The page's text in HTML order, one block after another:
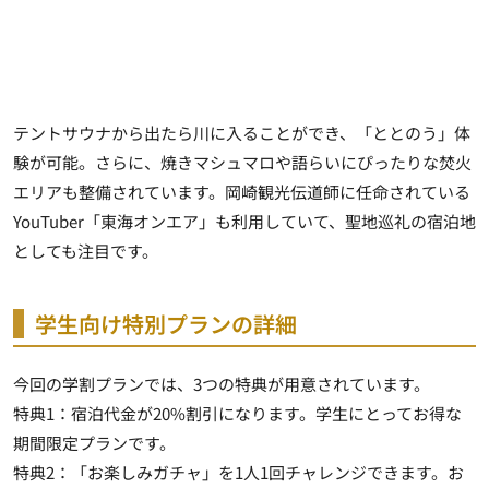
テントサウナから出たら川に入ることができ、「ととのう」体
験が可能。さらに、焼きマシュマロや語らいにぴったりな焚火
エリアも整備されています。岡崎観光伝道師に任命されている
YouTuber「東海オンエア」も利用していて、聖地巡礼の宿泊地
としても注目です。
学生向け特別プランの詳細
今回の学割プランでは、3つの特典が用意されています。
特典1：宿泊代金が20%割引になります。学生にとってお得な
期間限定プランです。
特典2：「お楽しみガチャ」を1人1回チャレンジできます。お